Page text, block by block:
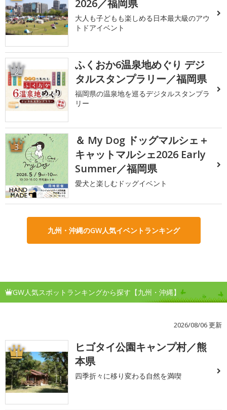
2026／福岡県
大人も子どもも楽しめる日本最大級のアウ
トドアイベント
2
ふくおか6温泉地めぐり デジ
タルスタンプラリー／福岡県
福岡県の温泉地を巡るデジタルスタンプラ
リー
3
＆ My Dog ドッグマルシェ＋
キャットマルシェ2026 Early
Summer／福岡県
愛犬と楽しむドッグイベント
九州・沖縄のGW人気イベントランキング
GW人気スポットランキングから探す【九州・沖縄】
2026/08/06 更新
1
ヒゴタイ公園キャンプ村／熊
本県
四季折々に移り変わる自然を満喫